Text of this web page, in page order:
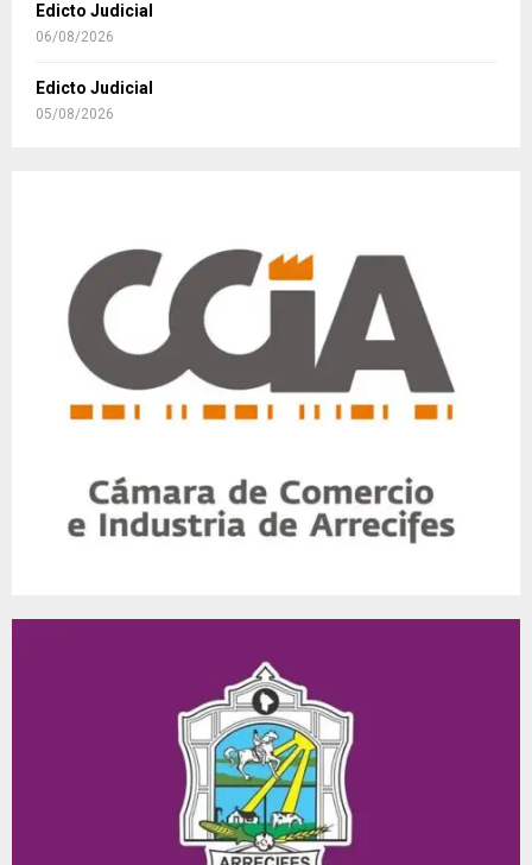
Edicto Judicial
06/08/2026
Edicto Judicial
05/08/2026